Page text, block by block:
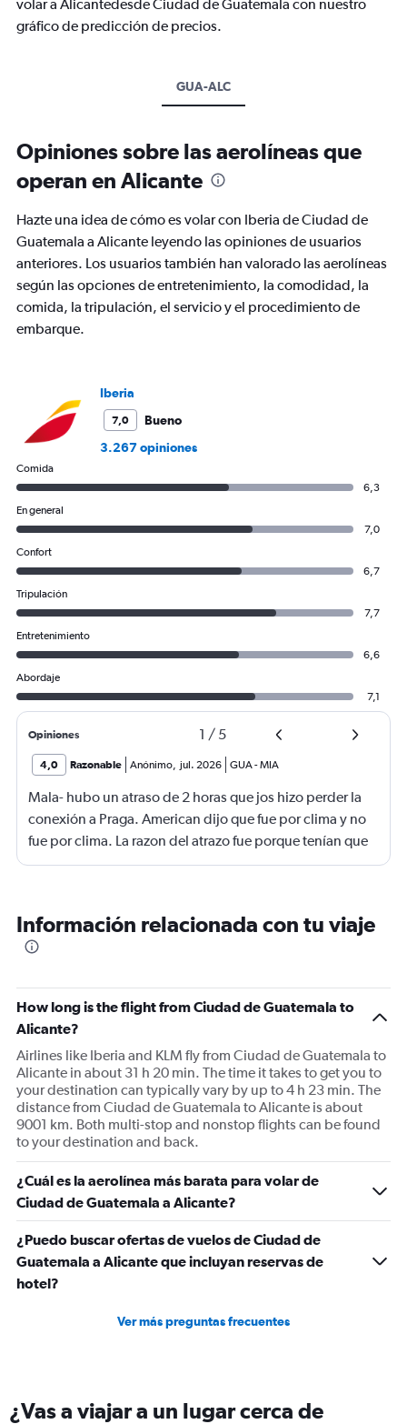
volar a Alicantedesde Ciudad de Guatemala con nuestro
gráfico de predicción de precios.
GUA-ALC
Opiniones sobre las aerolíneas que
operan en Alicante
Hazte una idea de cómo es volar con Iberia de Ciudad de
Guatemala a Alicante leyendo las opiniones de usuarios
anteriores. Los usuarios también han valorado las aerolíneas
según las opciones de entretenimiento, la comodidad, la
comida, la tripulación, el servicio y el procedimiento de
embarque.
Iberia
7,0
Bueno
3.267 opiniones
Comida
6,3
En general
7,0
Confort
6,7
Tripulación
7,7
Entretenimiento
6,6
Abordaje
7,1
Opiniones 1 / 5
4,0 Razonable Anónimo jul. 2026 GUA-MIA
Mala- hubo un atraso de 2 horas que jos hizo perder la
conexión a Praga. American dijo que fue por clima y no
fue por clima. La razon del atrazo fue porque tenían que
encender un motor y porque trnían una manguera
Información relacionada con tu viaje
How long is the flight from Ciudad de Guatemala to
Alicante?
Airlines like Iberia and KLM fly from Ciudad de Guatemala to
Alicante in about 31 h 20 min. The time it takes to get you to
your destination can typically vary by up to 4 h 23 min. The
distance from Ciudad de Guatemala to Alicante is about
9001 km. Both multi-stop and nonstop flights can be found
to your destination and back.
¿Cuál es la aerolínea más barata para volar de
Ciudad de Guatemala a Alicante?
¿Puedo buscar ofertas de vuelos de Ciudad de
Guatemala a Alicante que incluyan reservas de
hotel?
Ver más preguntas frecuentes
¿Vas a viajar a un lugar cerca de